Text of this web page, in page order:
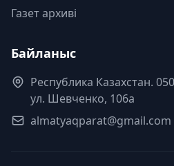
Газет архиві
Байланыс
Республика Казахстан.
ул. Шевченко, 106а
almatyaqparat@gmail.com